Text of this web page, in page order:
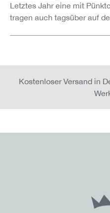
Letztes Jahr eine mit
tragen auch tagsüber auf
Kostenloser Versand in